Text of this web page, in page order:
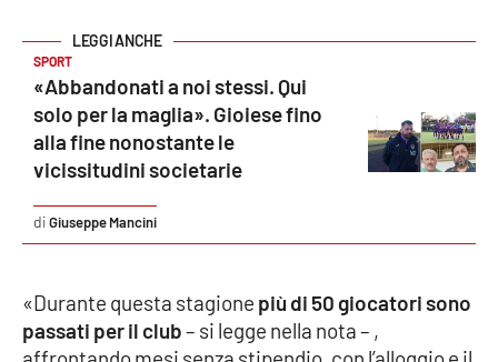
Politica
Sanità
Società
Sport
Good Morning Vietnam
SPORT
«Abbandonati a noi stessi. Qui
solo per la maglia». Gioiese fino
alla fine nonostante le
vicissitudini societarie
Giuseppe Mancini
«Durante questa stagione più di 50 giocatori sono
passati per il club– si legge nella nota – ,